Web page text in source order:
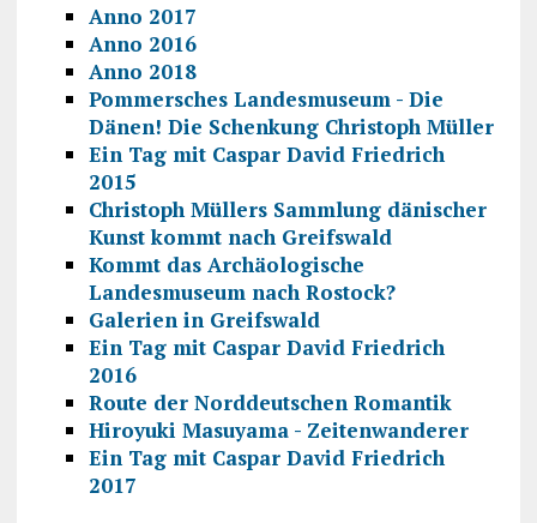
Anno 2017
Anno 2016
Anno 2018
Pommersches Landesmuseum - Die
Dänen! Die Schenkung Christoph Müller
Ein Tag mit Caspar David Friedrich
2015
Christoph Müllers Sammlung dänischer
Kunst kommt nach Greifswald
Kommt das Archäologische
Landesmuseum nach Rostock?
Galerien in Greifswald
Ein Tag mit Caspar David Friedrich
2016
Route der Norddeutschen Romantik
Hiroyuki Masuyama - Zeitenwanderer
Ein Tag mit Caspar David Friedrich
2017